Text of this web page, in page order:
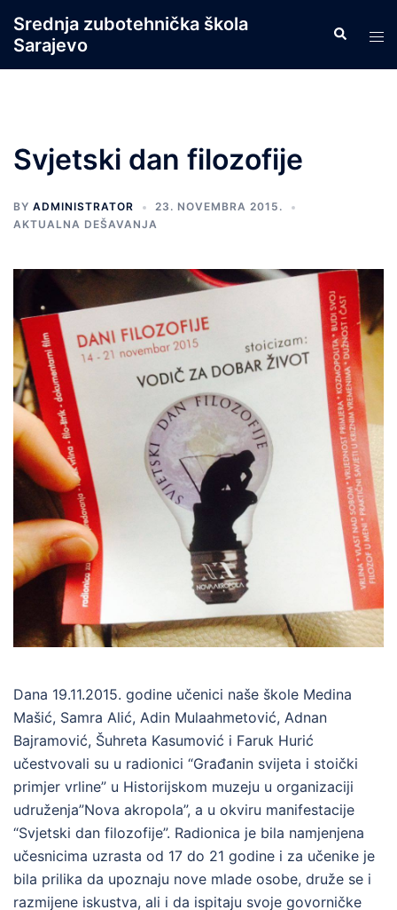
content
Srednja zubotehnička škola
Sarajevo
Search
Svjetski dan filozofije
BY ADMINISTRATOR
23. NOVEMBRA 2015.
AKTUALNA DEŠAVANJA
Dana 19.11.2015. godine učenici naše škole Medina
Mašić, Samra Alić, Adin Mulaahmetović, Adnan
Bajramović, Šuhreta Kasumović i Faruk Hurić
učestvovali su u radionici “Građanin svijeta i stoički
primjer vrline” u Historijskom muzeju u organizaciji
udruženja”Nova akropola”, a u okviru manifestacije
“Svjetski dan filozofije”. Radionica je bila namjenjena
učesnicima uzrasta od 17 do 21 godine i za učenike je
bila prilika da upoznaju nove mlade osobe, druže se i
razmijene iskustva, ali i da ispitaju svoje govorničke